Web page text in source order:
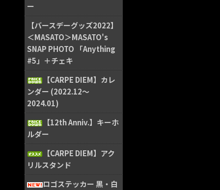
ー
【バースデーグッズ2022】
＜MASATO＞MASATO's
SNAP PHOTO 「Anything
#5」＋チェキ
【CARPE DIEM】カレ
ンダー (2022.12〜
2024.01)
【12th Anniv.】キーホ
ルダー
【CARPE DIEM】アク
リルスタンド
ロゴステッカー 黒・白